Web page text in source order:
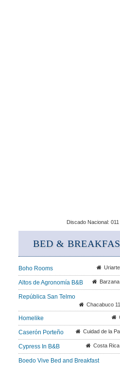
Discado Nacional:
BED &
Boho Rooms
Altos de Agronomía B&B
República San Telmo
Chacabuco
Homelike
Caserón Porteño Cuidad de la
Cypress In B&B Costa
Boedo Vive Bed and Breakfast